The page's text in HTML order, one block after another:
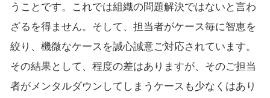
うことです。これでは組織の問題解決ではないと言わ
ざるを得ません。そして、担当者がケース毎に智恵を
絞り、機微なケースを誠心誠意ご対応されています。
その結果として、程度の差はありますが、そのご担当
者がメンタルダウンしてしまうケースも少なくはあり